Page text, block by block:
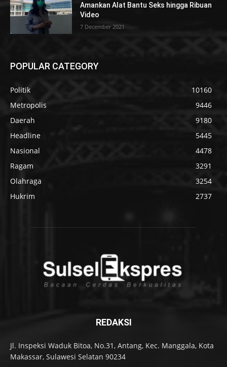
Amankan Alat Bantu Seks hingga Ribuan
Video
7 December 2021
POPULAR CATEGORY
Politik
10160
Metropolis
9446
Daerah
9180
Headline
5445
Nasional
4478
Ragam
3291
Olahraga
3254
Hukrim
2737
REDAKSI
Jl. Inspeksi Waduk Bitoa, No.31, Antang, Kec. Manggala, Kota
Makassar, Sulawesi Selatan 90234